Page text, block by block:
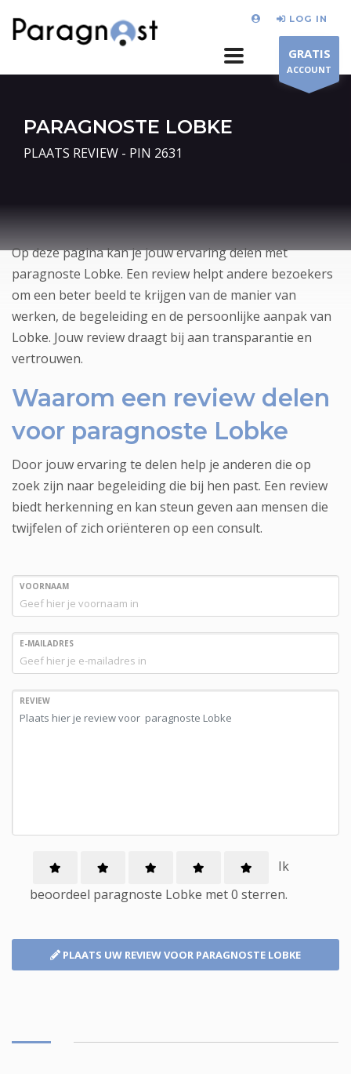
LOG IN
GRATIS
ACCOUNT
PARAGNOSTE LOBKE
PLAATS REVIEW - PIN 2631
Op deze pagina kan je jouw ervaring delen met
paragnoste Lobke. Een review helpt andere bezoekers
om een beter beeld te krijgen van de manier van
werken, de begeleiding en de persoonlijke aanpak van
Lobke. Jouw review draagt bij aan transparantie en
vertrouwen.
Waarom een review delen
voor paragnoste Lobke
Door jouw ervaring te delen help je anderen die op
zoek zijn naar begeleiding die bij hen past. Een review
biedt herkenning en kan steun geven aan mensen die
twijfelen of zich oriënteren op een consult.
VOORNAAM
E-MAILADRES
REVIEW
Ik
beoordeel paragnoste Lobke met0 sterren.
PLAATS UW REVIEW VOOR PARAGNOSTE LOBKE